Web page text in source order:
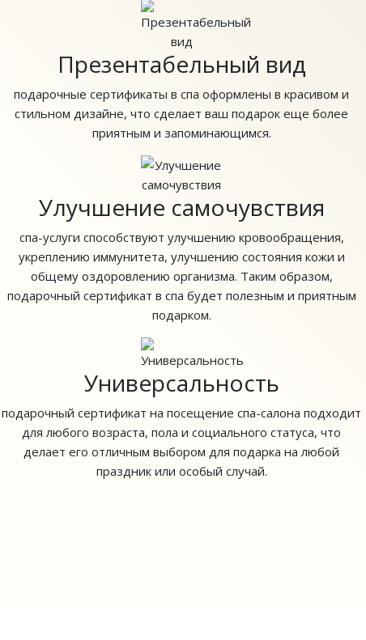
Презентабельный вид
подарочные сертификаты в спа оформлены в красивом и
стильном дизайне, что сделает ваш подарок еще более
приятным и запоминающимся.
Улучшение самочувствия
спа-услуги способствуют улучшению кровообращения,
укреплению иммунитета, улучшению состояния кожи и
общему оздоровлению организма. Таким образом,
подарочный сертификат в спа будет полезным и приятным
подарком.
Универсальность
подарочный сертификат на посещение спа-салона подходит
для любого возраста, пола и социального статуса, что
делает его отличным выбором для подарка на любой
праздник или особый случай.